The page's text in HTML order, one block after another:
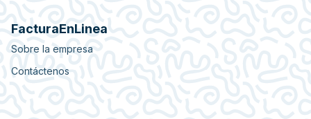
FacturaEnLinea
Sobre la empresa
Contáctenos